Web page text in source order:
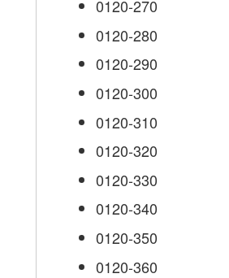
0120-270
0120-280
0120-290
0120-300
0120-310
0120-320
0120-330
0120-340
0120-350
0120-360